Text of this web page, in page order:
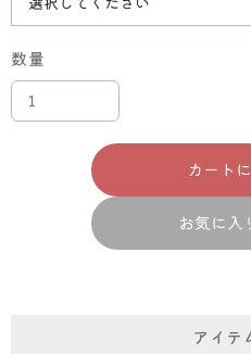
数量
カート
お気に入
アイテ